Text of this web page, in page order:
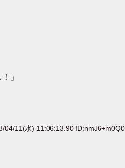
」
04/11(水) 11:06:13.90 ID:nmJ6+m0Q0